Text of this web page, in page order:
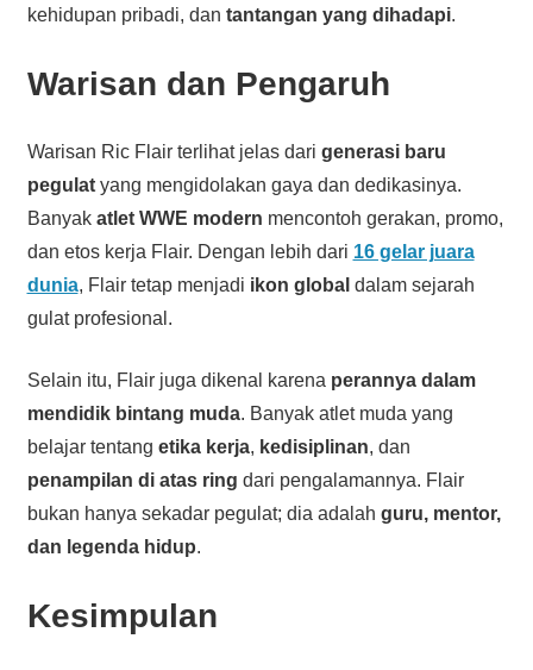
kehidupan pribadi, dan tantangan yang dihadapi.
Warisan dan Pengaruh
Warisan Ric Flair terlihat jelas dari generasi baru
pegulatyang mengidolakan gaya dan dedikasinya.
Banyak atlet WWE modern mencontoh gerakan, promo,
dan etos kerja Flair. Dengan lebih dari 16 gelar juara
dunia, Flair tetap menjadi ikon global dalam sejarah
gulat profesional.
Selain itu, Flair juga dikenal karena perannya dalam
mendidik bintang muda. Banyak atlet muda yang
belajar tentang etika kerja, kedisiplinan, dan
penampilan di atas ring dari pengalamannya. Flair
bukan hanya sekadar pegulat; dia adalah guru, mentor,
dan legenda hidup.
Kesimpulan